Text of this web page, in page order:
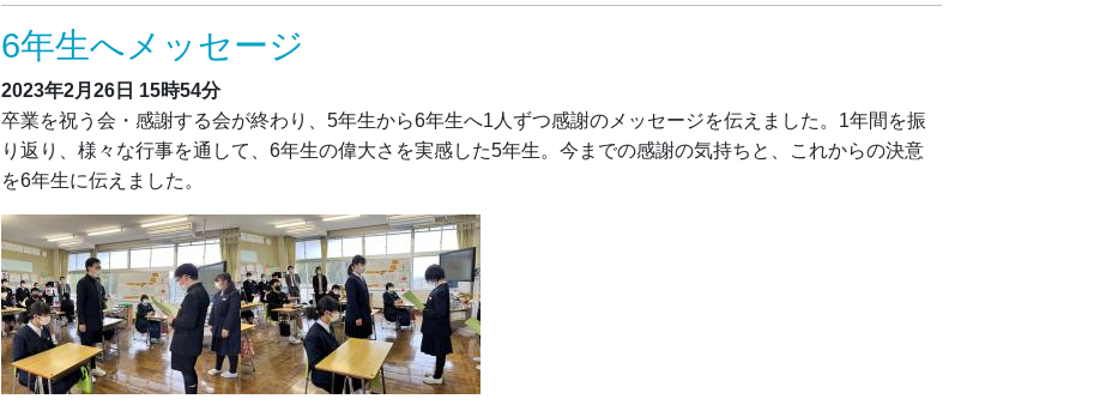
6年生へメッセージ
2023年2月26日 15時54分
卒業を祝う会・感謝する会が終わり、5年生から6年生へ1人ずつ感謝のメッセージを伝えました。1年間を振
り返り、様々な行事を通して、6年生の偉大さを実感した5年生。今までの感謝の気持ちと、これからの決意
を6年生に伝えました。